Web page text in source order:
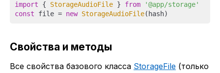
import { StorageAudioFile } from
'@app/storage'
const file = new StorageAudioFile
Свойства и методы
Все свойства базового класса StorageFile (только